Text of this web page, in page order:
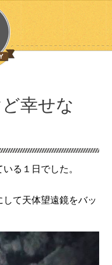
幸せな
る１日でした。
して天体望遠鏡をバッ